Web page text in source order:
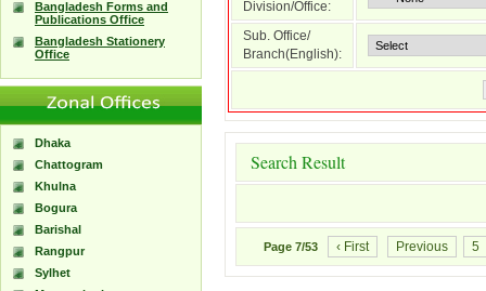
Bangladesh Forms and
Publications Office
Bangladesh Stationery
Office
Dhaka
Chattogram
Khulna
Bogura
Barishal
Rangpur
Sylhet
Division/Office:
Sub. Office/
Branch(English):
Search Result
Page 7/53 ‹ First Previous 5